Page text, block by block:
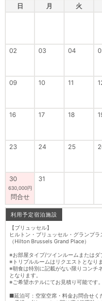
日
月 火
02 03 04
09 10 11
16 17 18
23 24 25
30
630,000円
問合せ
31
利用予定宿泊施設
【ブリュッセル】
ヒルトン・ブリュッセル・グランプラ
（Hilton Brussels Grand Place）
※お部屋タイプ/ツインルームまたはダ
※トリプルルームはリクエストとなりま
※朝食は特別に記載がない限りコンチ
となります。
※ご希望ホテルにてお見積り可能です。
■延泊可：空室空席・料金お問合せく